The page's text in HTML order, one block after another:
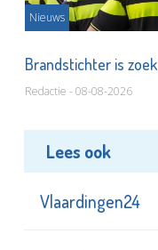
Nieuws
Brandstichter is zoek
Redactie - 08-08-2026
Lees ook
Vlaardingen24